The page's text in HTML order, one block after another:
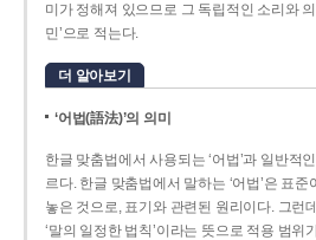
미가 정해져 있으므로 그 독립적인 소리와
민’으로 적는다.
더 알아보기
‘어법(語法)’의 의미
한글 맞춤법에서 사용되는 ‘어법’과 일반적
르다. 한글 맞춤법에서 말하는 ‘어법’은 표
놓은 것으로, 표기와 관련된 원리이다. 그런
‘말의 일정한 법칙’이라는 뜻으로 적용 범위